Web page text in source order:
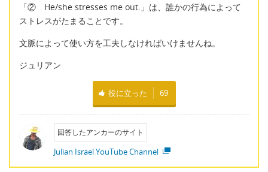
「② He/she stresses me out.」は、誰かの行為によって
ストレスがたまることです。
文脈によって使い方を工夫しなければいけませんね。
ジュリアン
役に立った 69
回答したアンカーのサイト
Julian Israel YouTube Channel